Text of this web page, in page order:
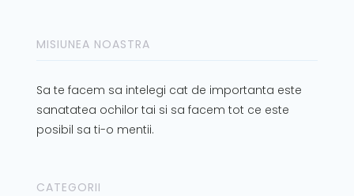
MISIUNEA NOASTRA
Sa te facem sa intelegi cat de importanta este
sanatatea ochilor tai si sa facem tot ce este
posibil sa ti-o mentii.
CATEGORII